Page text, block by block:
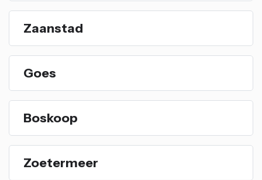
Zaanstad
Goes
Boskoop
Zoetermeer